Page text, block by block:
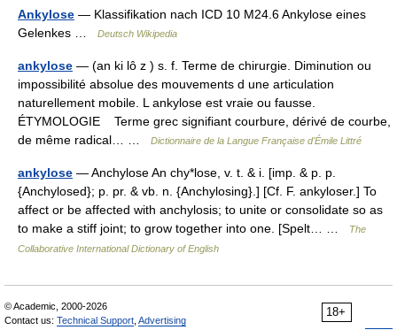
Ankylose — Klassifikation nach ICD 10 M24.6 Ankylose eines
Gelenkes …
Deutsch Wikipedia
ankylose — (an ki lô z ) s. f. Terme de chirurgie. Diminution ou
impossibilité absolue des mouvements d une articulation
naturellement mobile. L ankylose est vraie ou fausse.
ÉTYMOLOGIE Terme grec signifiant courbure, dérivé de courbe,
de même radical… …
Dictionnaire de la Langue Française d'Émile Littré
ankylose — Anchylose An chy*lose, v. t. & i. [imp. & p. p.
{Anchylosed}; p. pr. & vb. n. {Anchylosing}.] [Cf. F. ankyloser.] To
affect or be affected with anchylosis; to unite or consolidate so as
to make a stiff joint; to grow together into one. [Spelt… …
The
Collaborative International Dictionary of English
18+
© Academic, 2000-2026
Contact us: Technical Support Advertising